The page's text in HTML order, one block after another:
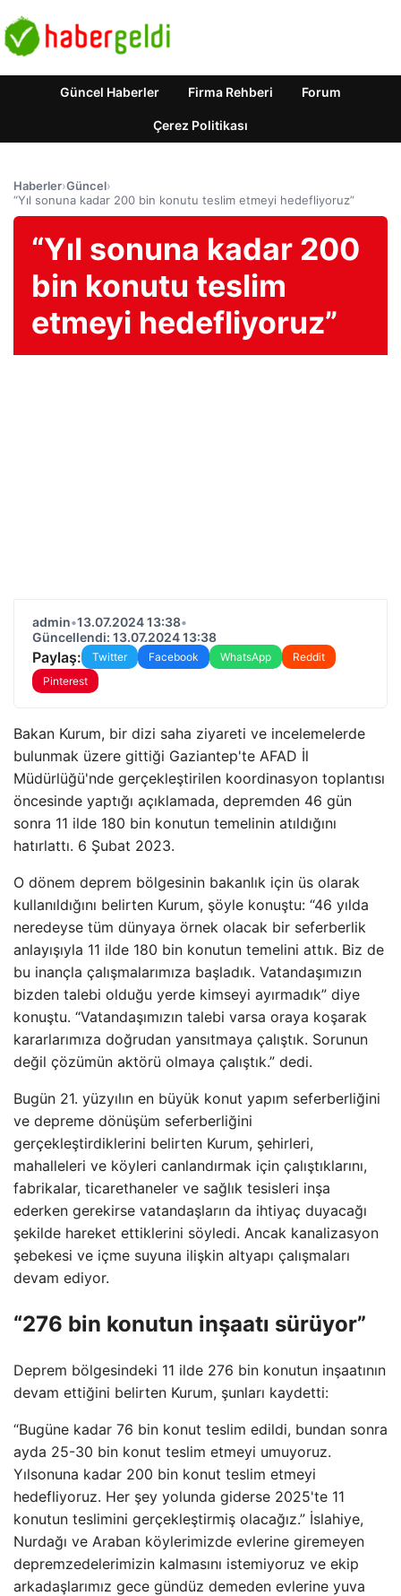
Güncel Haberler Firma Rehberi Forum
Çerez Politikası
Haberler›Güncel›
“Yıl sonuna kadar 200 bin konutu teslim etmeyi hedefliyoruz”
“Yıl sonuna kadar 200
bin konutu teslim
etmeyi hedefliyoruz”
admin•13.07.2024 13:38•
Güncellendi: 13.07.2024 13:38
Paylaş: Twitter Facebook WhatsApp
Reddit
Pinterest
Bakan Kurum, bir dizi saha ziyareti ve incelemelerde
bulunmak üzere gittiği Gaziantep'te AFAD İl
Müdürlüğü'nde gerçekleştirilen koordinasyon toplantısı
öncesinde yaptığı açıklamada, depremden 46 gün
sonra 11 ilde 180 bin konutun temelinin atıldığını
hatırlattı. 6 Şubat 2023.
O dönem deprem bölgesinin bakanlık için üs olarak
kullanıldığını belirten Kurum, şöyle konuştu: “46 yılda
neredeyse tüm dünyaya örnek olacak bir seferberlik
anlayışıyla 11 ilde 180 bin konutun temelini attık. Biz de
bu inançla çalışmalarımıza başladık. Vatandaşımızın
bizden talebi olduğu yerde kimseyi ayırmadık” diye
konuştu. “Vatandaşımızın talebi varsa oraya koşarak
kararlarımıza doğrudan yansıtmaya çalıştık. Sorunun
değil çözümün aktörü olmaya çalıştık.” dedi.
Bugün 21. yüzyılın en büyük konut yapım seferberliğini
ve depreme dönüşüm seferberliğini
gerçekleştirdiklerini belirten Kurum, şehirleri,
mahalleleri ve köyleri canlandırmak için çalıştıklarını,
fabrikalar, ticarethaneler ve sağlık tesisleri inşa
ederken gerekirse vatandaşların da ihtiyaç duyacağı
şekilde hareket ettiklerini söyledi. Ancak kanalizasyon
şebekesi ve içme suyuna ilişkin altyapı çalışmaları
devam ediyor.
“276 bin konutun inşaatı sürüyor”
Deprem bölgesindeki 11 ilde 276 bin konutun inşaatının
devam ettiğini belirten Kurum, şunları kaydetti:
“Bugüne kadar 76 bin konut teslim edildi, bundan sonra
ayda 25-30 bin konut teslim etmeyi umuyoruz.
Yılsonuna kadar 200 bin konut teslim etmeyi
hedefliyoruz. Her şey yolunda giderse 2025'te 11
konutun teslimini gerçekleştirmiş olacağız.” İslahiye,
Nurdağı ve Araban köylerimizde evlerine giremeyen
depremzedelerimizin kalmasını istemiyoruz ve ekip
arkadaşlarımız gece gündüz demeden evlerine yuva